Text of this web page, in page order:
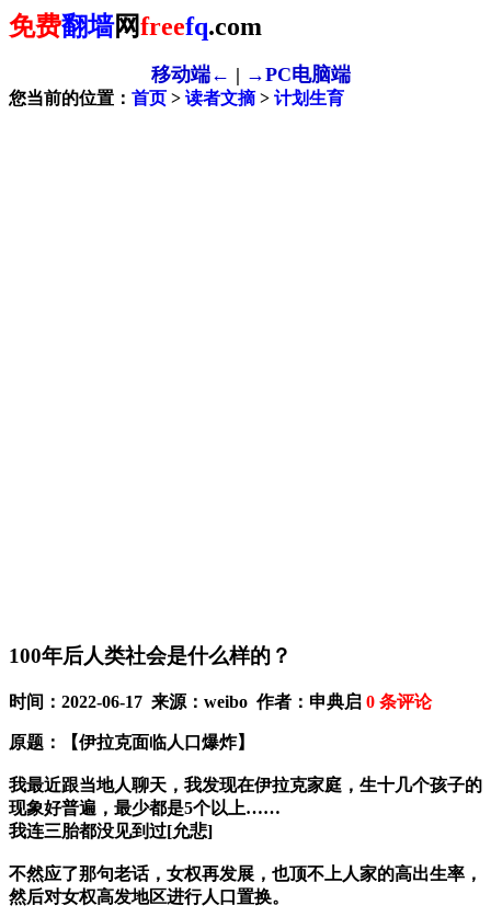
免费翻墙网freefq.com
移动端← | →PC电脑端
您当前的位置： 首页 > 读者文摘> 计划生育
100年后人类社会是什么样的？
时间：2022-06-17 来源：weibo 作者：申典启 0 条评论
原题：【伊拉克面临人口爆炸】
我最近跟当地人聊天，我发现在伊拉克家庭，生十几个孩子的
现象好普遍，最少都是5个以上……
我连三胎都没见到过[允悲]
不然应了那句老话，女权再发展，也顶不上人家的高出生率，
然后对女权高发地区进行人口置换。